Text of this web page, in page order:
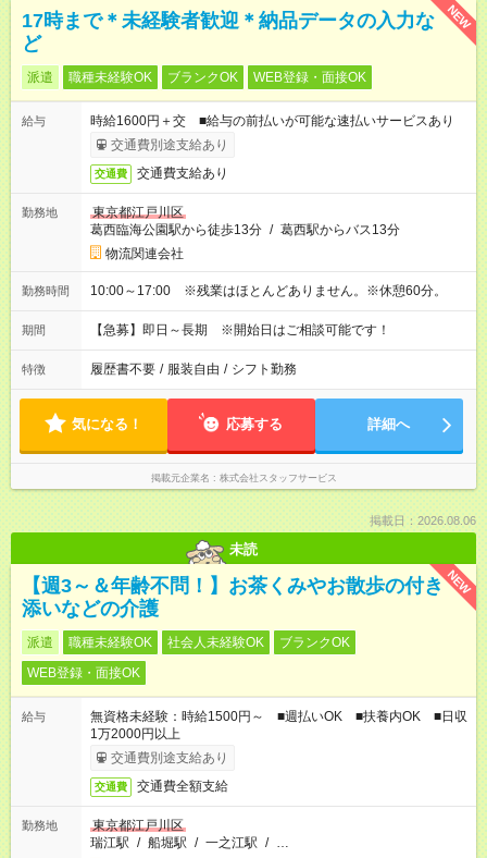
NEW
17時まで＊未経験者歓迎＊納品データの入力な
ど
派遣 職種未経験OK ブランクOK WEB登録・面接OK
給与
時給1600円＋交 ■給与の前払いが可能な速払いサービスあり
交通費別途支給あり
交通費 交通費支給あり
勤務地
東京都江戸川区
葛西臨海公園駅から徒歩13分 / 葛西駅からバス13分
物流関連会社
勤務時間 10:00～17:00 ※残業はほとんどありません。※休憩60分。
期間 【急募】即日～長期 ※開始日はご相談可能です！
特徴 履歴書不要 / 服装自由 / シフト勤務
気になる！ 応募する 詳細へ
掲載元企業名 株式会社スタッフサービス
掲載日：2026.08.06
未読
NEW
【週3～＆年齢不問！】お茶くみやお散歩の付き
添いなどの介護
派遣 職種未経験OK 社会人未経験OK
ブランクOK
WEB登録・面接OK
給与
無資格未経験：時給1500円～ ■週払いOK ■扶養内OK ■日収
1万2000円以上
交通費別途支給あり
交通費 交通費全額支給
勤務地
東京都江戸川区
瑞江駅 / 船堀駅 / 一之江駅 / …